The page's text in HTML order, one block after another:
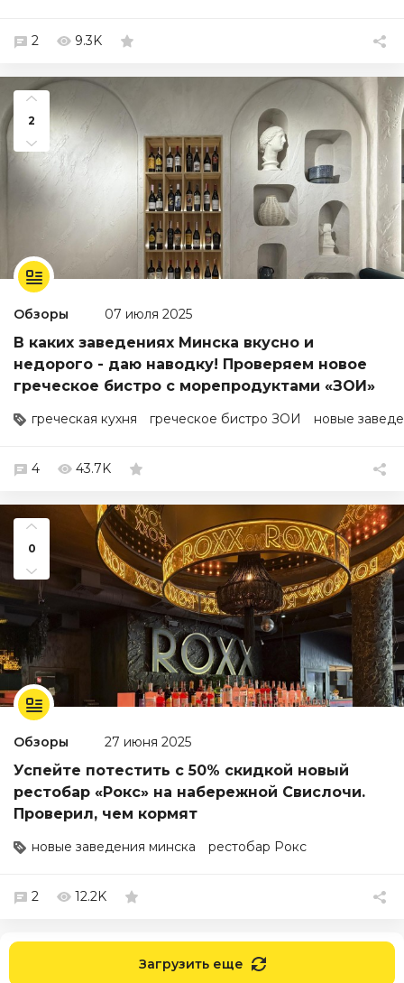
2 9.3K
2
Обзоры 07 июля 2025
В каких заведениях Минска вкусно и
недорого - даю наводку! Проверяем новое
греческое бистро с морепродуктами «ЗОИ»
греческая кухня греческое бистро ЗОИ новые
4 43.7K
0
Обзоры 27 июня 2025
Успейте потестить с 50% скидкой новый
рестобар «Рокс» на набережной Свислочи.
Проверил, чем кормят
новые заведения минска рестобар Рокс
2 12.2K
Загрузить еще